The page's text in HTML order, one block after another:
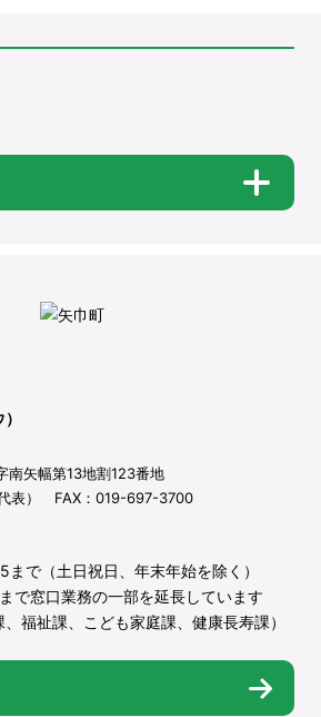
南矢幅第13地割123番地
表） FAX：019-697-3700
で（土日祝日、年末年始を除く）
で窓口業務の一部を延長しています
、福祉課、こども家庭課、健康長寿課）